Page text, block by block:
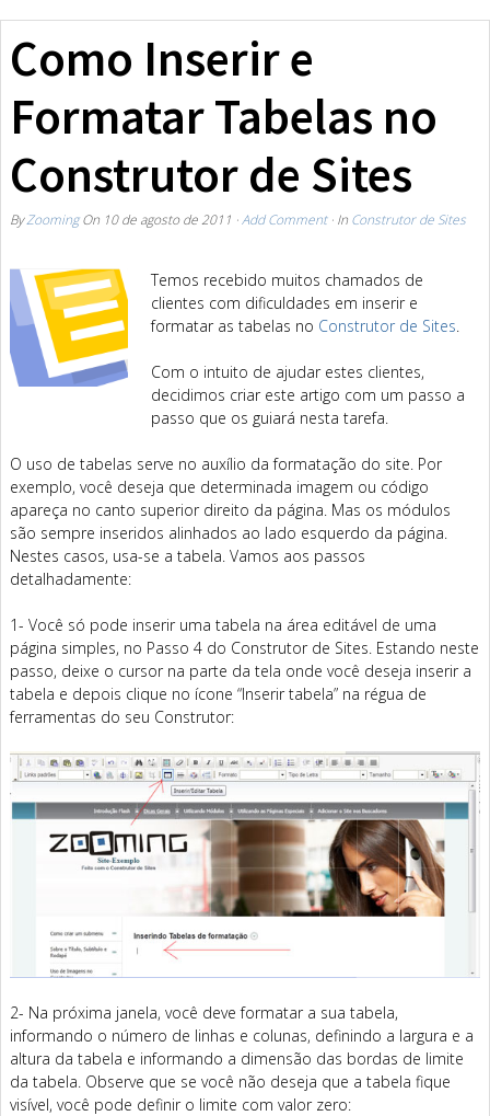
Como Inserir e
Formatar Tabelas no
Construtor de Sites
ByZoomingOn 10 de agosto de 2011 · Add Comment· In Construtor de Sites
Temos recebido muitos chamados de
clientes com dificuldades em inserir e
formatar as tabelas no Construtor de Sites.
Com o intuito de ajudar estes clientes,
decidimos criar este artigo com um passo a
passo que os guiará nesta tarefa.
O uso de tabelas serve no auxílio da formatação do site. Por
exemplo, você deseja que determinada imagem ou código
apareça no canto superior direito da página. Mas os módulos
são sempre inseridos alinhados ao lado esquerdo da página.
Nestes casos, usa-se a tabela. Vamos aos passos
detalhadamente:
1- Você só pode inserir uma tabela na área editável de uma
página simples, no Passo 4 do Construtor de Sites. Estando neste
passo, deixe o cursor na parte da tela onde você deseja inserir a
tabela e depois clique no ícone “Inserir tabela” na régua de
ferramentas do seu Construtor:
2- Na próxima janela, você deve formatar a sua tabela,
informando o número de linhas e colunas, definindo a largura e a
altura da tabela e informando a dimensão das bordas de limite
da tabela. Observe que se você não deseja que a tabela fique
visível, você pode definir o limite com valor zero: